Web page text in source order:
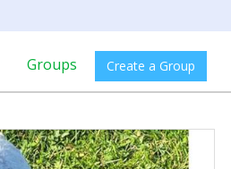
Groups Create a Group